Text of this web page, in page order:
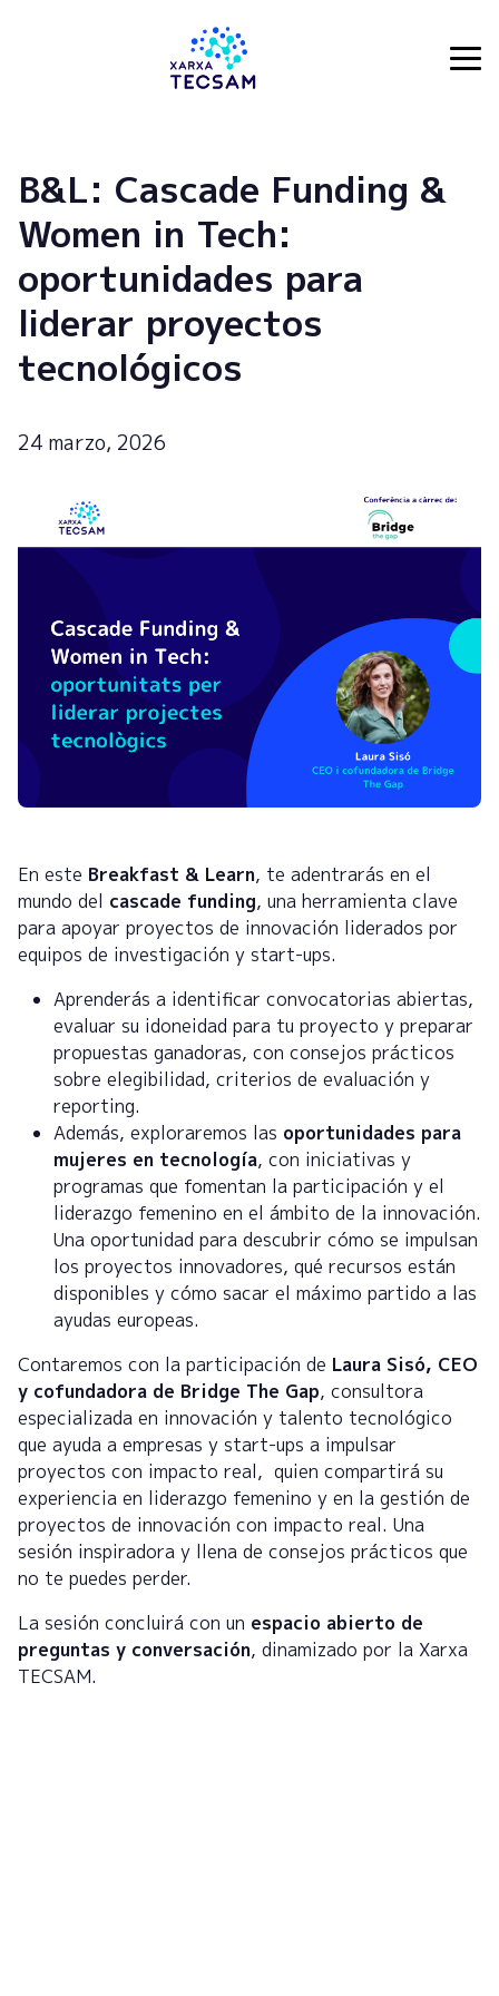
B&L: Cascade Funding &
Women in Tech:
oportunidades para
liderar proyectos
tecnológicos
24 marzo, 2026
En este Breakfast & Learn, te adentrarás en el
mundo del cascade funding, una herramienta clave
para apoyar proyectos de innovación liderados por
equipos de investigación y start-ups.
Aprenderás a identificar convocatorias abiertas,
evaluar su idoneidad para tu proyecto y preparar
propuestas ganadoras, con consejos prácticos
sobre elegibilidad, criterios de evaluación y
reporting.
Además, exploraremos las oportunidades para
mujeres en tecnología, con iniciativas y
programas que fomentan la participación y el
liderazgo femenino en el ámbito de la innovación.
Una oportunidad para descubrir cómo se impulsan
los proyectos innovadores, qué recursos están
disponibles y cómo sacar el máximo partido a las
ayudas europeas.
Contaremos con la participación de Laura Sisó, CEO
y cofundadora de Bridge The Gap, consultora
especializada en innovación y talento tecnológico
que ayuda a empresas y start-ups a impulsar
proyectos con impacto real, quien compartirá su
experiencia en liderazgo femenino y en la gestión de
proyectos de innovación con impacto real. Una
sesión inspiradora y llena de consejos prácticos que
no te puedes perder.
La sesión concluirá con un espacio abierto de
preguntas y conversación, dinamizado por la Xarxa
TECSAM.